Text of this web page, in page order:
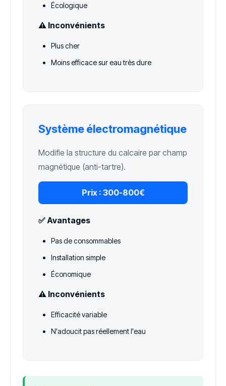
Écologique
⚠️ Inconvénients
Plus cher
Moins efficace sur eau très dure
Système électromagnétique
Modifie la structure du calcaire par champ
magnétique (anti-tartre).
Prix : 300-800€
✅ Avantages
Pas de consommables
Installation simple
Économique
⚠️ Inconvénients
Efficacité variable
N'adoucit pas réellement l'eau